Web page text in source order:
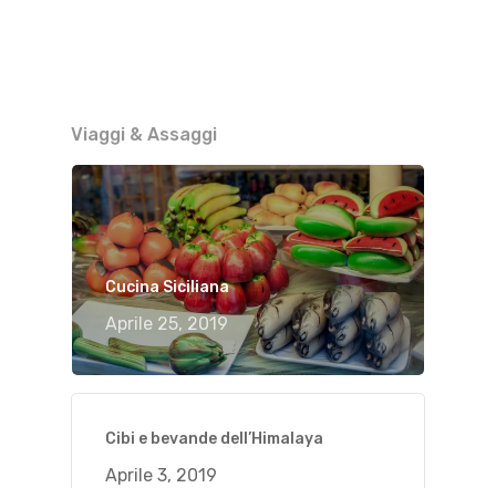
Viaggi & Assaggi
Cucina Siciliana
Aprile 25, 2019
Cibi e bevande dell’Himalaya
Aprile 3, 2019